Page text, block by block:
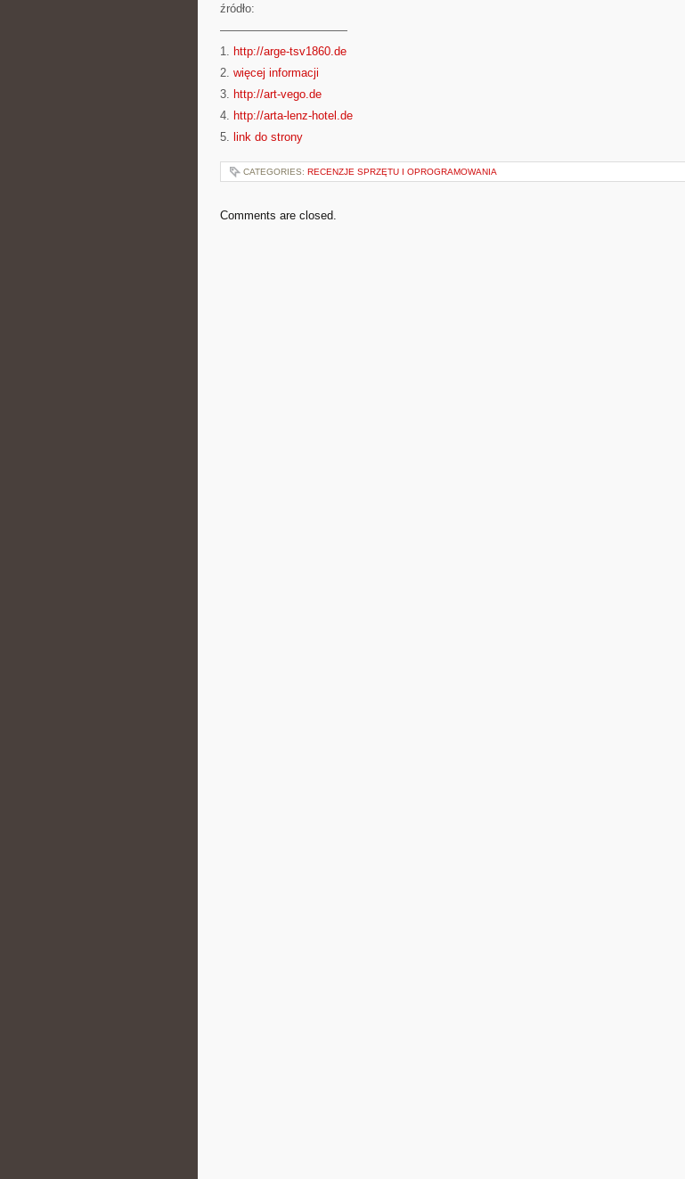
źródło:
———————————
1. http://arge-tsv1860.de
2. więcej informacji
3. http://art-vego.de
4. http://arta-lenz-hotel.de
5. link do strony
CATEGORIES: RECENZJE SPRZĘTU I OPROGRAMOWANIA
Comments are closed.